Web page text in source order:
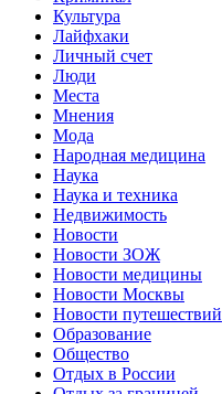
Культура
Лайфхаки
Личный счет
Люди
Места
Мнения
Мода
Народная медицина
Наука
Наука и техника
Недвижимость
Новости
Новости ЗОЖ
Новости медицины
Новости Москвы
Новости путешествий
Образование
Общество
Отдых в России